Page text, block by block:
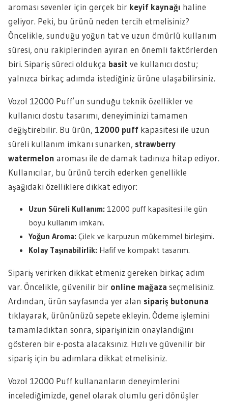
aroması sevenler için gerçek bir keyif kaynağı haline
geliyor. Peki, bu ürünü neden tercih etmelisiniz?
Öncelikle, sunduğu yoğun tat ve uzun ömürlü kullanım
süresi, onu rakiplerinden ayıran en önemli faktörlerden
biri. Sipariş süreci oldukça basit ve kullanıcı dostu;
yalnızca birkaç adımda istediğiniz ürüne ulaşabilirsiniz.
Vozol 12000 Puff’un sunduğu teknik özellikler ve
kullanıcı dostu tasarımı, deneyiminizi tamamen
değiştirebilir. Bu ürün, 12000 puff kapasitesi ile uzun
süreli kullanım imkanı sunarken, strawberry
watermelon aroması ile de damak tadınıza hitap ediyor.
Kullanıcılar, bu ürünü tercih ederken genellikle
aşağıdaki özelliklere dikkat ediyor:
Uzun Süreli Kullanım: 12000 puff kapasitesi ile gün
boyu kullanım imkanı.
Yoğun Aroma: Çilek ve karpuzun mükemmel birleşimi.
Kolay Taşınabilirlik: Hafif ve kompakt tasarım.
Sipariş verirken dikkat etmeniz gereken birkaç adım
var. Öncelikle, güvenilir bir online mağaza seçmelisiniz.
Ardından, ürün sayfasında yer alan sipariş butonuna
tıklayarak, ürününüzü sepete ekleyin. Ödeme işlemini
tamamladıktan sonra, siparişinizin onaylandığını
gösteren bir e-posta alacaksınız. Hızlı ve güvenilir bir
sipariş için bu adımlara dikkat etmelisiniz.
Vozol 12000 Puff kullananların deneyimlerini
incelediğimizde, genel olarak olumlu geri dönüşler